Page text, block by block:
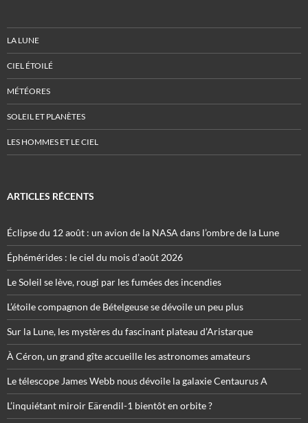
LA LUNE
CIEL ÉTOILÉ
MÉTÉORES
SOLEIL ET PLANÈTES
LES HOMMES ET LE CIEL
ARTICLES RÉCENTS
Éclipse du 12 août : un avion de la NASA dans l’ombre de la Lune
Éphémérides : le ciel du mois d’août 2026
Le Soleil se lève, rougi par les fumées des incendies
L’étoile compagnon de Bételgeuse se dévoile un peu plus
Sur la Lune, les mystères du fascinant plateau d’Aristarque
À Céron, un grand gîte accueille les astronomes amateurs
Le télescope James Webb nous dévoile la galaxie Centaurus A
L’inquiétant miroir Eärendil-1 bientôt en orbite ?